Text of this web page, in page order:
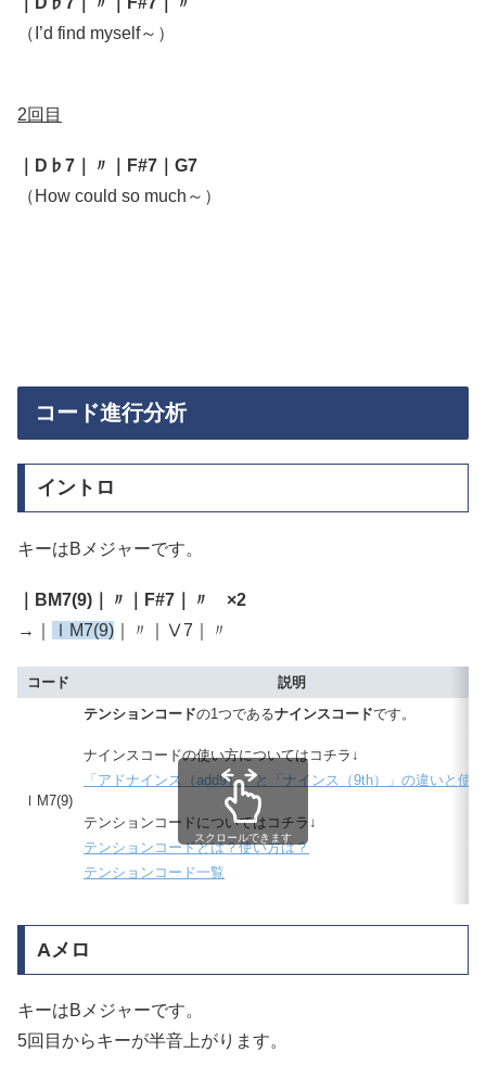
（I’d find myself～）
2回目
｜D♭7｜〃｜F#7｜G7
（How could so much～）
コード進行分析
イントロ
キーはBメジャーです。
｜BM7(9)｜〃｜F#7｜〃 ×2
→｜
ⅠM7(9) ｜〃｜Ⅴ7｜〃
コード 説明
ⅠM7(9)
テンションコードの1つであるナインスコードです。
ナインスコードの使い方についてはコチラ↓
「アドナインス（add9）」と「ナインス（9th）」の違いと使
テンションコードについてはコチラ↓
テンションコードとは？使い方は？
テンションコード一覧
スクロールできます
Aメロ
キーはBメジャーです。
5回目からキーが半音上がります。